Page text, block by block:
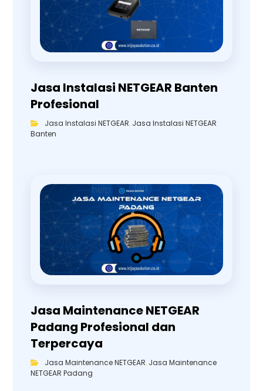
Jasa Instalasi NETGEAR Banten
Profesional
Jasa Instalasi NETGEAR, Jasa Instalasi NETGEAR
Banten
Jasa Maintenance NETGEAR
Padang Profesional dan
Terpercaya
Jasa Maintenance NETGEAR, Jasa Maintenance
NETGEAR Padang